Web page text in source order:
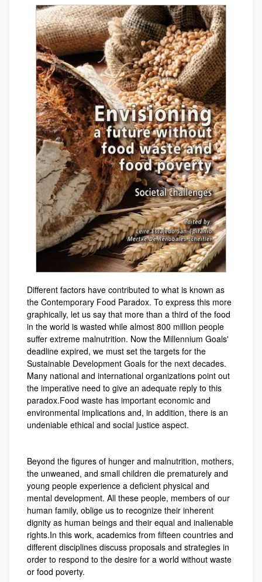
Different factors have contributed to what is known as
the Contemporary Food Paradox. To express this more
graphically, let us say that more than a third of the food
in the world is wasted while almost 800 million people
suffer extreme malnutrition. Now the Millennium Goals'
deadline expired, we must set the targets for the
Sustainable Development Goals for the next decades.
Many national and international organizations point out
the imperative need to give an adequate reply to this
paradox.Food waste has important economic and
environmental implications and, in addition, there is an
undeniable ethical and social justice aspect.
Beyond the figures of hunger and malnutrition, mothers,
the unweaned, and small children die prematurely and
young people experience a deficient physical and
mental development. All these people, members of our
human family, oblige us to recognize their inherent
dignity as human beings and their equal and inalienable
rights.In this work, academics from fifteen countries and
different disciplines discuss proposals and strategies in
order to respond to the desire for a world without waste
or food poverty.